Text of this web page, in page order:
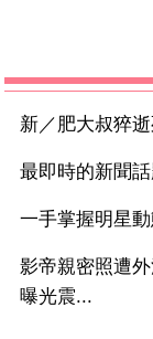
新／肥大叔猝
最即時的新聞
一手掌握明星
影帝親密照遭
曝光震...